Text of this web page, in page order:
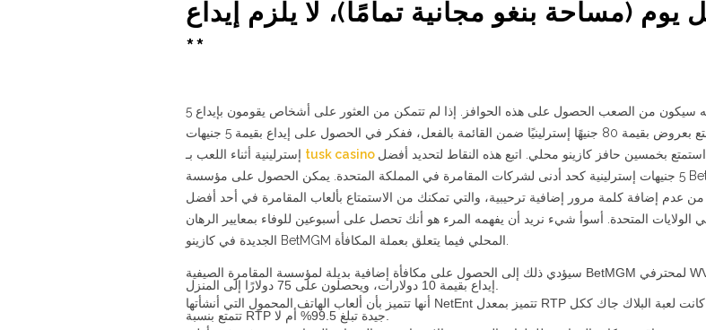
يوم (مساحة بنغو مجانية تمامًا)، لا يلزم إيداع
**
ومن المؤسف أن هذا يعني أنه سيكون من الصعب الحصول على هذه الحوافز. إذا لم تتمكن من العثور على أشخاص يقومون بإيداع 5
جنيهات إسترلينية، استمتع بعروض بقيمة 80 جنيهًا إسترلينيًا ضمن القائمة بالفعل، ففكر في الحصول على إيداع بقيمة 5 جنيهات
40 أو إيداع 5 استمتع بخمسين حافز كازينو محلي. اتبع هذه النقاط لتحديد أفضل
5 جنيهات إسترلينية كحد أدنى لشركات المقامرة في المملكة المتحدة. يمكن الحصول على مؤسسة BetMGM للمقامرة في أونتاريو
من عدم إضافة كلمة مرور إضافية ترحيبية، والتي تمكنك من الاستمتاع بألعاب المقامرة في أحد أفضل
الولايات المتحدة. أسوأ شيء نريد أن يفهمه المرء هو أنك تحصل على أسبوعين للوفاء بمعايير الرهان
سيؤدي ذلك إلى الحصول على مكافأة إضافية بديلة لمؤسسة المقامرة الصيفية BetMGM لمحترفي WV فقط الذين يحصلون على
أنها تتميز بأن ألعاب الهاتف المحمول التي أنشأتها NetEnt تتميز بمعدل RTP يصل إلى 99.59%، سواء كانت لعبة البلاك جاك ككل
تتمتع بنسبة RTP جيدة تبلغ 99.5% أم لا.